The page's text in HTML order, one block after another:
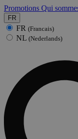
Promotions Qui
FR
FR (Francais)
NL (Nederlands)